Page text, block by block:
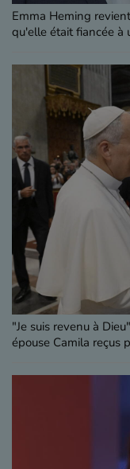
Emma Heming
qu'elle était fiancée à
"Je suis revenu à
épouse Camila reçus